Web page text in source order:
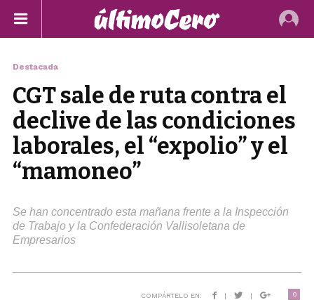
Destacada
CGT sale de ruta contra el
declive de las condiciones
laborales, el “expolio” y el
“mamoneo”
Se han concentrado esta mañana frente a la Inspección
de Trabajo y la Confederación Vallisoletana de
Empresarios
COMPÁRTELO EN: | | 0